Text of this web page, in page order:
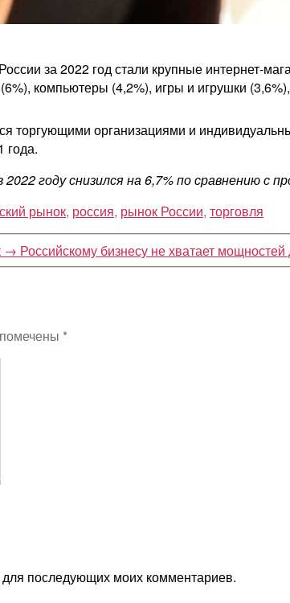
за 2022 год стали крупные интернет-
компьютеры (4,2%), игры и игрушки
торгующими организациями и
года.
году снизился на 6,7% по сравнению с
рынок, россия, рынок России, торговля
→ Российскому бизнесу не хватает
*
последующих моих комментариев.